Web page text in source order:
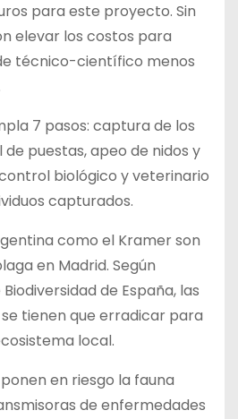
para este proyecto. Sin
elevar los costos para
técnico-científico menos
7 pasos: captura de los
puestas, apeo de nidos y
biológico y veterinario
capturados.
como el Kramer son
en Madrid. Según
de España, las
tienen que erradicar para
local.
en riesgo la fauna
de enfermedades